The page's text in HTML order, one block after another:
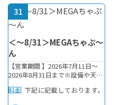
31
＜～8/31＞MEGAちゃぷ～
ん
【営業期間 】2026年7月11日～
2026年8月31日まで※設備や天候
す。【利用料金】ご入園のみの
料金 下記に記載しております。